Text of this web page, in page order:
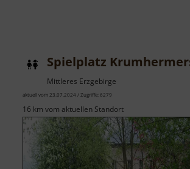
Spielplatz
Mittleres Erzgebirge
aktuell vom 23.07.2024 / Zugriffe: 6279
16 km vom aktuellen Standort